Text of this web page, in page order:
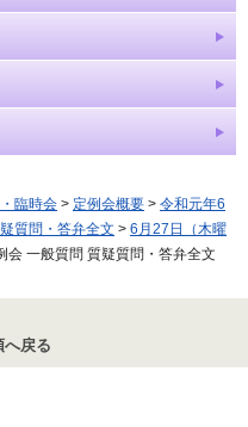
臨時会 > 定例会概要 > 令和元年6
質問・答弁全文 > 6月27日（木曜
会 一般質問 質疑質問・答弁全文
へ戻る